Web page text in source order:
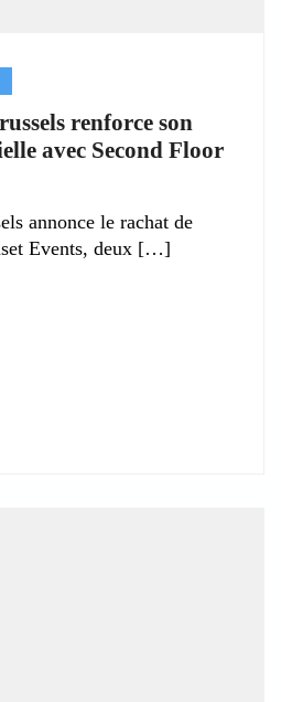
renforce son
avec Second Floor
annonce le rachat de
Events, deux